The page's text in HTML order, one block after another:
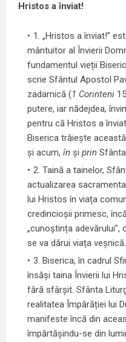
Hristos a înviat!
1. „Hristos a înviat!”
mântuitor al Învierii
fundamentul vieții
scrie Sfântul Apostol
zadarnică (1 Corinteni
putere, iar nădejdea,
pentru că Hristos a
Biserica trăiește
și acum, în și prin
2. Taină a tainelor,
actualizarea
lui Hristos în viața
credincioșii primesc,
„cunoștința adevărului”,
se va dărui viața veșnică.
3. Biserica, în cadrul
însăși taina Învierii lui
fără sfârșit. Sfânta
realitatea Împărăției lui
manifeste încă din
împărtășindu-se din